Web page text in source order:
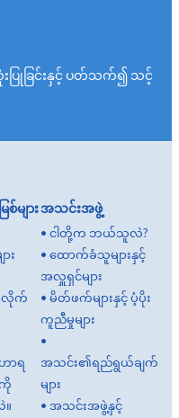
ပြုခြင်းနှင့် ပတ်သက်၍ သင့်
များ
း
လိုက်
ာရ
အသင်းအဖွဲ့
•ငါတို့က ဘယ်သူလဲ?
•ထောက်ခံသူများနှင့်
အလှူရှင်များ
•မိတ်ဖက်များနှင့် ပံ့ပိုး
ကူညီမှုများ
•
အသင်း၏ရည်ရွယ်ချက်
များ
•အသင်းအဖွဲ့နှင့်